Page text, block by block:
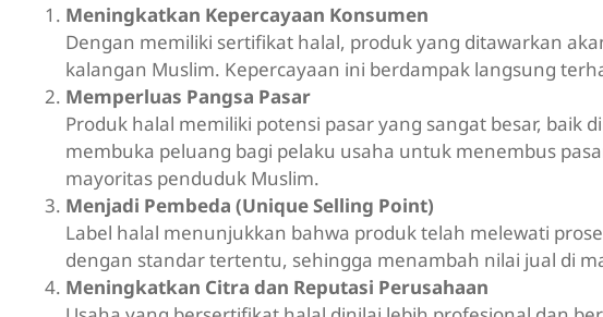
Meningkatkan Kepercayaan Konsumen
Dengan memiliki sertifikat halal, produk yang ditawarkan
kalangan Muslim. Kepercayaan ini berdampak langsung
Memperluas Pangsa Pasar
Produk halal memiliki potensi pasar yang sangat besar,
membuka peluang bagi pelaku usaha untuk menembus
mayoritas penduduk Muslim.
Menjadi Pembeda (Unique Selling Point)
Label halal menunjukkan bahwa produk telah melewati
dengan standar tertentu, sehingga menambah nilai jual di
Meningkatkan Citra dan Reputasi Perusahaan